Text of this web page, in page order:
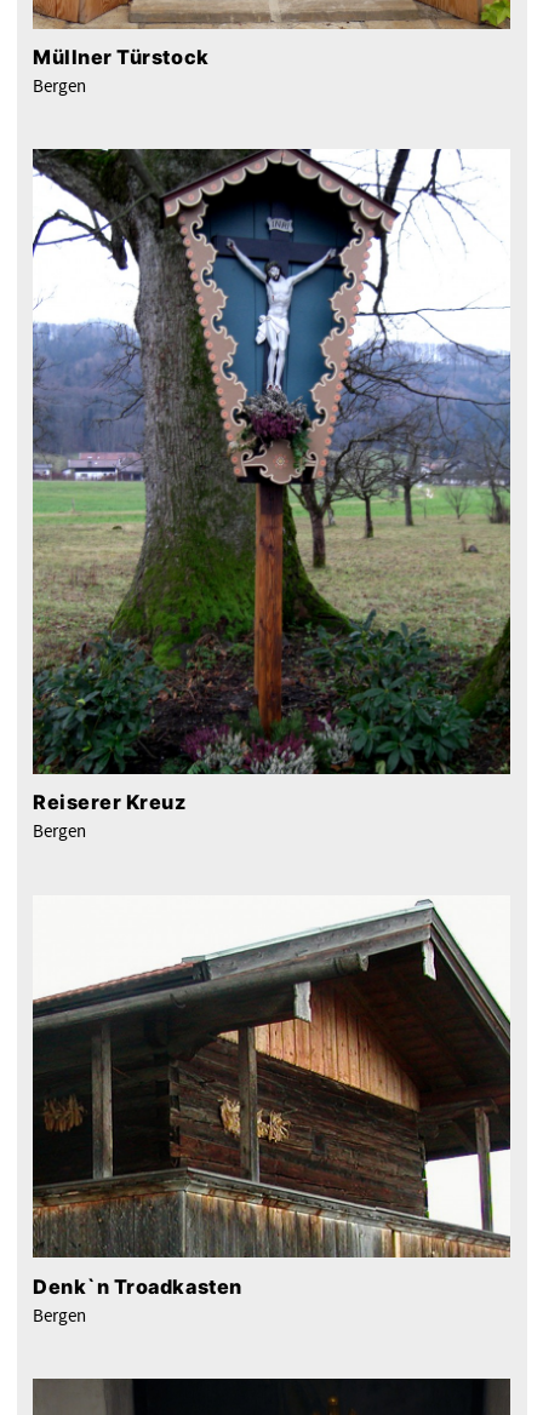
Müllner Türstock
Bergen
Reiserer Kreuz
Bergen
Denk`n Troadkasten
Bergen